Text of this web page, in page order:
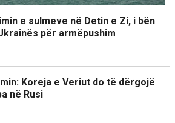
e sulmeve në Detin e Zi, i bën
për armëpushim
Koreja e Veriut do të dërgojë
në Rusi